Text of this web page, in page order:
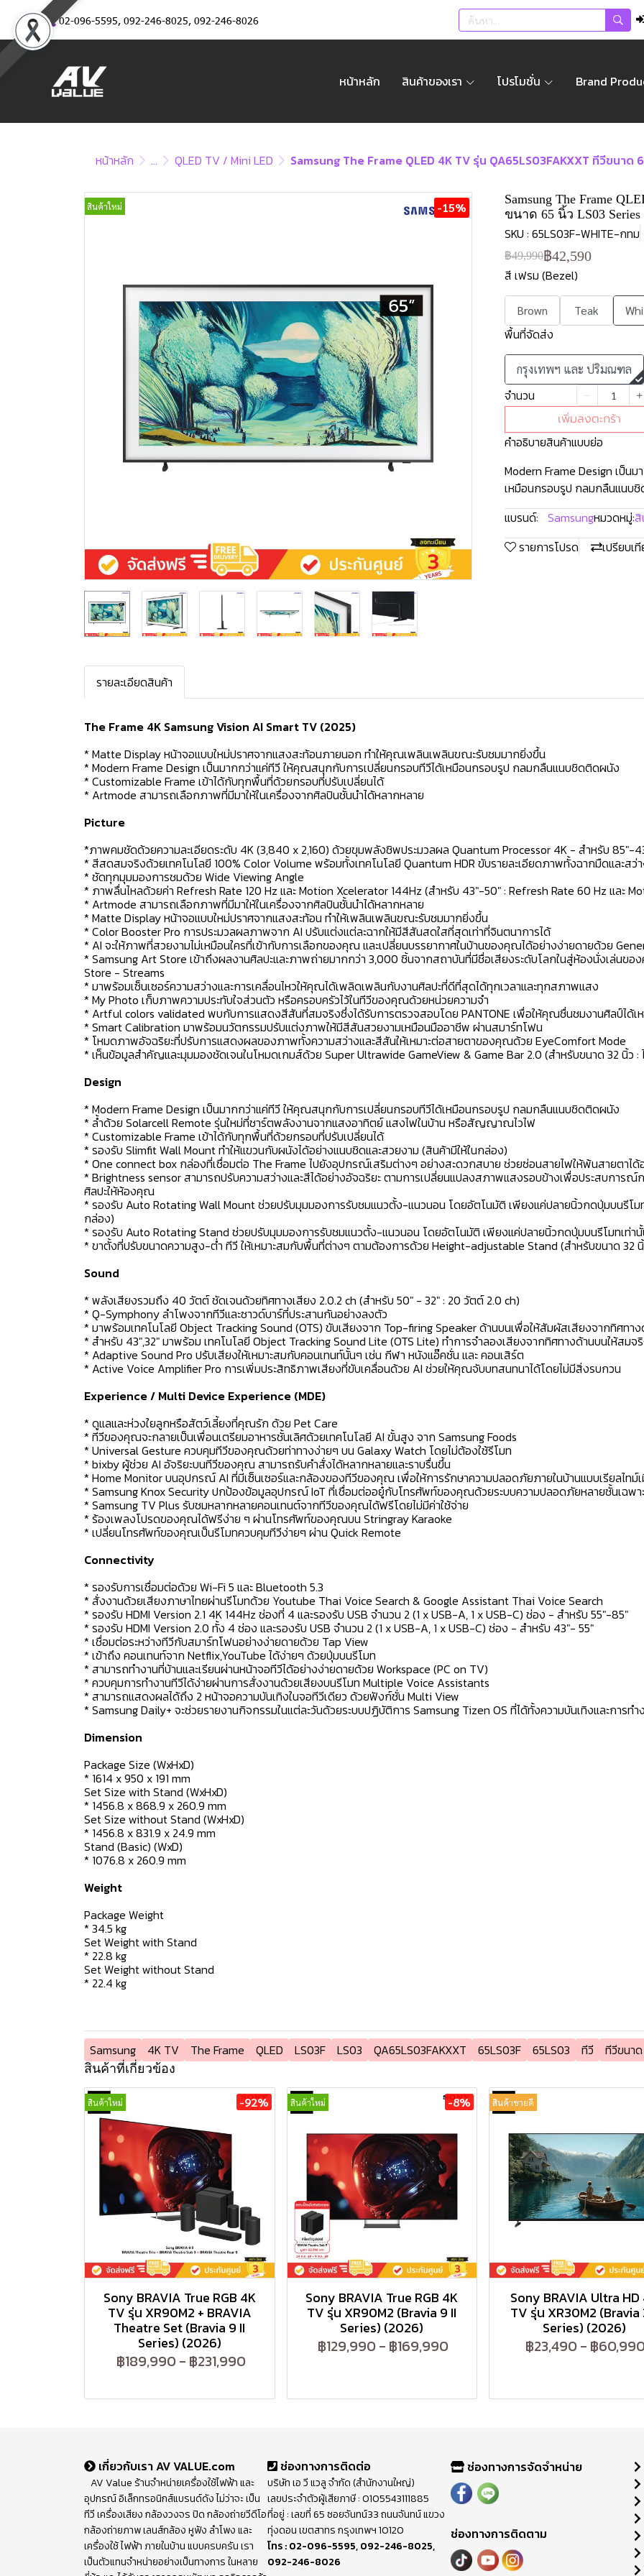
02-096-5595, 092-246-8025, 092-246-8026
หน้าหลัก สินค้าของเรา โปรโมชั่น Brand
หน้าหลัก ... QLED TV / Mini LED Samsung The Frame QLED 4K TV รุ่น QA65LS03FAKXXT ทีวีขนาด 65
สินค้าใหม่ -15%
Samsung The Frame
ขนาด 65 นิ้ว LS03 Series
SKU : 65LS03F-WHITE-กทม
฿49,990฿42,590
สี เฟรม (Bezel)
Brown Teak
พื้นที่จัดส่ง
กรุงเทพฯ และ ปริมณฑล
จำนวน
เพิ่มลงตะกร้า
คำอธิบายสินค้าแบบย่อ
Modern Frame Design เป็น
เหมือนกรอบรูป กลมกลืนแนบ
แบรนด์: Samsungหมวดหมู่:
รายการโปรด
เปรียบเ
รายละเอียดสินค้า
The Frame 4K Samsung Vision AI Smart TV (2025)
* Matte Display หน้าจอแบบใหม่ปราศจากแสงสะท้อนภายนอก ทำให้คุณเพลินเพลินขณะรับชมมากยิ่งขึ้น
* Modern Frame Design เป็นมากกว่าแค่ทีวี ให้คุณสนุกกับการเปลี่ยนกรอบทีวีได้เหมือนกรอบรูป กลมกลืนแนบชิดติดผนัง
* Customizable Frame เข้าได้กับทุกพื้นที่ด้วยกรอบที่ปรับเปลี่ยนได้
* Artmode สามารถเลือกภาพที่มีมาให้ในเครื่องจากศิลปินชั้นนำได้หลากหลาย
Picture
*ภาพคมชัดด้วยความละเอียดระดับ 4K (3,840 x 2,160) ด้วยขุมพลังชิพประมวลผล Quantum Processor 4K - สำหรับ 85"-
* สีสดสมจริงด้วยเทคโนโลยี 100% Color Volume พร้อมทั้งเทคโนโลยี Quantum HDR ขับรายละเอียดภาพทั้งฉากมืดและสว่
* ชัดทุกมุมมองการชมด้วย Wide Viewing Angle
* ภาพลื่นไหลด้วยค่า Refresh Rate 120 Hz และ Motion Xcelerator 144Hz (สำหรับ 43"-50" : Refresh Rate 60 Hz และ
* Artmode สามารถเลือกภาพที่มีมาให้ในเครื่องจากศิลปินชั้นนำได้หลากหลาย
* Matte Display หน้าจอแบบใหม่ปราศจากแสงสะท้อน ทำให้เพลินเพลินขณะรับชมมากยิ่งขึ้น
* Color Booster Pro การประมวลผลภาพจาก AI ปรับแต่งแต่ละฉากให้มีสีสันสดใสที่สุดเท่าที่จินตนาการได้
* AI จะให้ภาพที่สวยงามไม่เหมือนใครที่เข้ากับการเลือกของคุณ และเปลี่ยนบรรยากาศในบ้านของคุณได้อย่างง่ายดายด้วย
* Samsung Art Store เข้าถึงผลงานศิลปะและภาพถ่ายมากกว่า 3,000 ชิ้นจากสถาบันที่มีชื่อเสียงระดับโลกในสู่ห้องนั่งเล่น
Store - Streams
* มาพร้อมเซ็นเซอร์ความสว่างและการเคลื่อนไหวให้คุณได้เพลิดเพลินกับงานศิลปะที่ดีที่สุดได้ทุกเวลาและทุกสภาพแสง
* My Photo เก็บภาพความประทับใจส่วนตัว หรือครอบครัวไว้ในทีวีของคุณด้วยหน่วยความจำ
* Artful colors validated พบกับการแสดงสีสันที่สมจริงซึ่งได้รับการตรวจสอบโดย PANTONE เพื่อให้คุณชื่นชมงานศิลป์ไ
* Smart Calibration มาพร้อมนวัตกรรมปรับแต่งภาพให้มีสีสันสวยงามเหมือนมืออาชีพ ผ่านสมาร์ทโฟน
* โหมดภาพอัจฉริยะที่ปรับการแสดงผลของภาพทั้งความสว่างและสีสันให้เหมาะต่อสายตาของคุณด้วย EyeComfort Mode
* เห็นข้อมูลสำคัญและมุมมองชัดเจนในโหมดเกมส์ด้วย Super Ultrawide GameView & Game Bar 2.0 (สำหรับขนาด 32 นิ้ว :
Design
* Modern Frame Design เป็นมากกว่าแค่ทีวี ให้คุณสนุกกับการเปลี่ยนกรอบทีวีได้เหมือนกรอบรูป กลมกลืนแนบชิดติดผนัง
* ล้ำด้วย Solarcell Remote รุ่นใหม่ที่ชาร์ตพลังงานจากแสงอาทิตย์ แสงไฟในบ้าน หรือสัญญาณไวไฟ
* Customizable Frame เข้าได้กับทุกพื้นที่ด้วยกรอบที่ปรับเปลี่ยนได้
* รองรับ Slimfit Wall Mount ทำให้แขวนกับผนังได้อย่างแนบชิดและสวยงาม (สินค้ามีให้ในกล่อง)
* One connect box กล่องที่เชื่อมต่อ The Frame ไปยังอุปกรณ์เสริมต่างๆ อย่างสะดวกสบาย ช่วยซ่อนสายไฟให้พ้นสายตาได้
* Brightness sensor สามารถปรับความสว่างและสีได้อย่างอัจฉริยะ ตามการเปลี่ยนแปลงสภาพแสงรอบข้างเพื่อประสบกา
ศิลปะให้ห้องคุณ
* รองรับ Auto Rotating Wall Mount ช่วยปรับมุมมองการรับชมแนวตั้ง-แนวนอน โดยอัตโนมัติ เพียงแค่ปลายนิ้วกดปุ่มบนรีโม
กล่อง)
* รองรับ Auto Rotating Stand ช่วยปรับมุมมองการรับชมแนวตั้ง-แนวนอน โดยอัตโนมัติ เพียงแค่ปลายนิ้วกดปุ่มบนรีโมทเท่า
* ขาตั้งที่ปรับขนาดความสูง-ต่ำ ทีวี ให้เหมาะสมกับพื้นที่ต่างๆ ตามต้องการด้วย Height-adjustable Stand (สำหรับขนาด 32 นิ้
Sound
* พลังเสียงรวมถึง 40 วัตต์ ชัดเจนด้วยทิศทางเสียง 2.0.2 ch (สำหรับ 50" - 32" : 20 วัตต์ 2.0 ch)
* Q-Symphony ลำโพงจากทีวีและซาวด์บาร์ที่ประสานกันอย่างลงตัว
* มาพร้อมเทคโนโลยี Object Tracking Sound (OTS) ขับเสียงจาก Top-firing Speaker ด้านบนเพื่อให้สัมผัสเสียงจากทิศทา
* สำหรับ 43",32" มาพร้อม เทคโนโลยี Object Tracking Sound Lite (OTS Lite) ทำการจำลองเสียงจากทิศทางด้านบนให้สมจ
* Adaptive Sound Pro ปรับเสียงให้เหมาะสมกับคอนเทนท์นั้นๆ เช่น กีฬา หนังแอ๊คชั่น และ คอนเสิร์ต
* Active Voice Amplifier Pro การเพิ่มประสิทธิภาพเสียงที่ขับเคลื่อนด้วย AI ช่วยให้คุณจับบทสนทนาได้โดยไม่มีสิ่งรบกวน
Experience / Multi Device Experience (MDE)
* ดูแลและห่วงใยลูกหรือสัตว์เลี้ยงที่คุณรัก ด้วย Pet Care
* ทีวีของคุณจะกลายเป็นเพื่อนเตรียมอาหารชั้นเลิศด้วยเทคโนโลยี AI ขั้นสูง จาก Samsung Foods
* Universal Gesture ควบคุมทีวีของคุณด้วยท่าทางง่ายๆ บน Galaxy Watch โดยไม่ต้องใช้รีโมท
* bixby ผู้ช่วย AI อัจริยะบนทีวีของคุณ สามารถรับคำสั่งได้หลากหลายและราบรื่นขึ้น
* Home Monitor บนอุปกรณ์ AI ที่มีเซ็นเซอร์และกล้องของทีวีของคุณ เพื่อให้การรักษาความปลอดภัยภายในบ้านแบบเรียลไท
* Samsung Knox Security ปกป้องข้อมูลอุปกรณ์ IoT ที่เชื่อมต่ออยู๋กับโทรศัพท์ของคุณด้วยระบบความปลอดภัยหลายชั้นเฉพา
* Samsung TV Plus รับชมหลากหลายคอนเทนต์จากทีวีของคุณได้ฟรีโดยไม่มีค่าใช้จ่าย
* ร้องเพลงโปรดของคุณได้ฟรีง่าย ๆ ผ่านโทรศัพท์ของคุณบน Stringray Karaoke
* เปลี่ยนโทรศัพท์ของคุณเป็นรีโมทควบคุมทีวีง่ายๆ ผ่าน Quick Remote
Connectivity
* รองรับการเชื่อมต่อด้วย Wi-Fi 5 และ Bluetooth 5.3
* สั่งงานด้วยเสียงภาษาไทยผ่านรีโมทด้วย Youtube Thai Voice Search & Google Assistant Thai Voice Search
* รองรับ HDMI Version 2.1 4K 144Hz ช่องที่ 4 และรองรับ USB จำนวน 2 (1 x USB-A, 1 x USB-C) ช่อง - สำหรับ 55"-85"
* รองรับ HDMI Version 2.0 ทั้ง 4 ช่อง และรองรับ USB จำนวน 2 (1 x USB-A, 1 x USB-C) ช่อง - สำหรับ 43"- 55"
* เชื่อมต่อระหว่างทีวีกับสมาร์ทโฟนอย่างง่ายดายด้วย Tap View
* เข้าถึง คอนเทนท์จาก Netflix,YouTube ได้ง่ายๆ ด้วยปุ่มบนรีโมท
* สามารถทำงานที่บ้านและเรียนผ่านหน้าจอทีวีได้อย่างง่ายดายด้วย Workspace (PC on TV)
* ควบคุมการทำงานทีวีได้ง่ายผ่านการสั่งงานด้วยเสียงบนรีโมท Multiple Voice Assistants
* สามารถแสดงผลได้ถึง 2 หน้าจอความบันเทิงในจอทีวีเดียว ด้วยฟังก์ชั่น Multi View
* Samsung Daily+ จะช่วยรายงานกิจกรรมในแต่ละวันด้วยระบบปฏิบัติการ Samsung Tizen OS ที่ได้ทั้งความบันเทิงและการทำ
Dimension
Package Size (WxHxD)
* 1614 x 950 x 191 mm
Set Size with Stand (WxHxD)
* 1456.8 x 868.9 x 260.9 mm
Set Size without Stand (WxHxD)
* 1456.8 x 831.9 x 24.9 mm
Stand (Basic) (WxD)
* 1076.8 x 260.9 mm
Weight
Package Weight
* 34.5 kg
Set Weight with Stand
* 22.8 kg
Set Weight without Stand
* 22.4 kg
Samsung 4K TV The Frame QLED LS03F LS03 QA65LS03FAKXXT 65LS03F 65LS03 ทีวี ทีวีขนา
สินค้าที่เกี่ยวข้อง
สินค้าใหม่ -92%
Sony BRAVIA True RGB 4K
TV รุ่น XR90M2 + BRAVIA
Theatre Set (Bravia 9 II
Series) (2026)
฿189,990- ฿231,990
สินค้าใหม่ -8%
Sony BRAVIA True RGB 4K
TV รุ่น XR90M2 (Bravia 9 II
Series) (2026)
฿129,990- ฿169,990
สินค้าขายดี
Sony BRAVIA Ultra HD
TV รุ่น XR30M2 (Bravia
Series) (2026)
฿23,490- ฿
เกี่ยวกับเรา AV VALUE.com
AV Value ร้านจำหน่ายเครื่องใช้ไฟฟ้า และ
อุปกรณ์ อิเล็กทรอนิกส์แบรนด์ดัง ไม่ว่าจะ เป็น
ทีวี เครื่องเสียง กล้องวงจร ปิด กล้องถ่ายวีดีโอ
กล้องถ่ายภาพ เลนส์กล้อง หูฟัง ลำโพง และ
เครื่องใช้ ไฟฟ้า ภายในบ้าน แบบครบครัน เรา
เป็นตัวแทนจำหน่ายอย่างเป็นทางการ ในหลาย
ช่องทางการติดต่อ
บริษัท เอ วี แวลู จำกัด (สำนักงานใหญ่)
เลขประจำตัวผู้เสียภาษี : 0105543111885
ที่อยู่ : เลขที่ 65 ซอยจันทน์33 ถนนจันทน์ แขวง
ทุ่งดอน เขตสาทร กรุงเทพฯ 10120
โทร :02-096-5595,092-246-8025,
092-246-8026
ช่องทางการจัดจำหน่าย
ช่องทางการติดตาม